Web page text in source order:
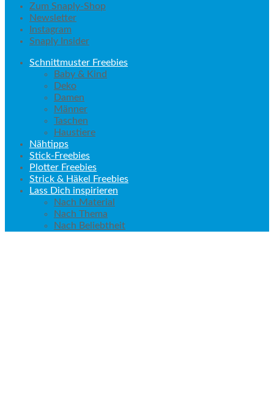
Zum Snaply-Shop
Newsletter
Instagram
Snaply Insider
Schnittmuster Freebies
Baby & Kind
Deko
Damen
Männer
Taschen
Haustiere
Nähtipps
Stick-Freebies
Plotter Freebies
Strick & Häkel Freebies
Lass Dich inspirieren
Nach Material
Nach Thema
Nach Beliebtheit